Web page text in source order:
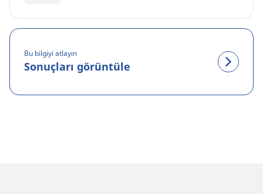
Bu bilgiyi atlayın
Sonuçları görüntüle